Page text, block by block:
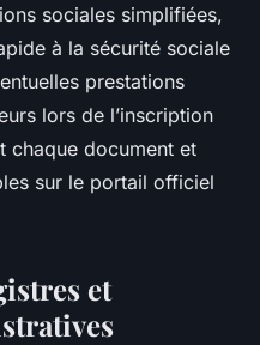
sociales simplifiées,
à la sécurité sociale
prestations
lors de l’inscription
chaque document et
sur le portail officiel
et